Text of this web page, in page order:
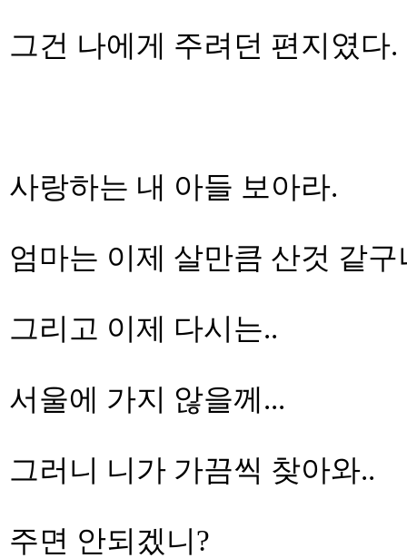
그건 나에게 주려던 편지였다.
사랑하는 내 아들 보아라.
엄마는 이제 살만큼 산것 같구
그리고 이제 다시는..
서울에 가지 않을께...
그러니 니가 가끔씩 찾아와..
주면 안되겠니?